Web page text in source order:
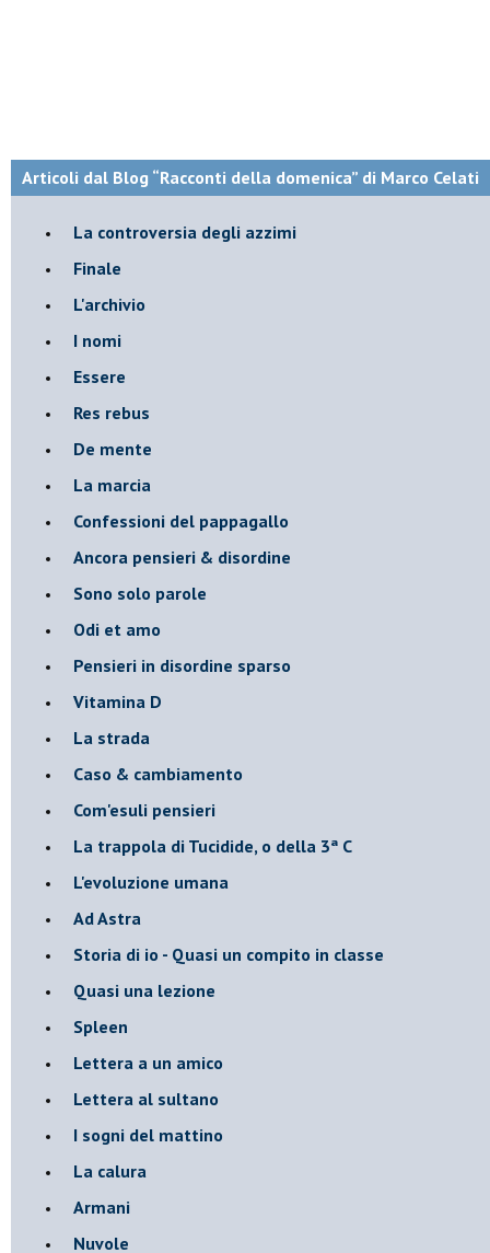
Articoli dal Blog “Racconti della domenica” di Marco Celati
La controversia degli azzimi
Finale
L'archivio
I nomi
Essere
Res rebus
De mente
La marcia
Confessioni del pappagallo
Ancora pensieri & disordine
Sono solo parole
Odi et amo
Pensieri in disordine sparso
Vitamina D
La strada
Caso & cambiamento
Com'esuli pensieri
La trappola di Tucidide, o della 3ª C
L'evoluzione umana
Ad Astra
Storia di io - Quasi un compito in classe
Quasi una lezione
Spleen
Lettera a un amico
Lettera al sultano
I sogni del mattino
La calura
Armani
Nuvole